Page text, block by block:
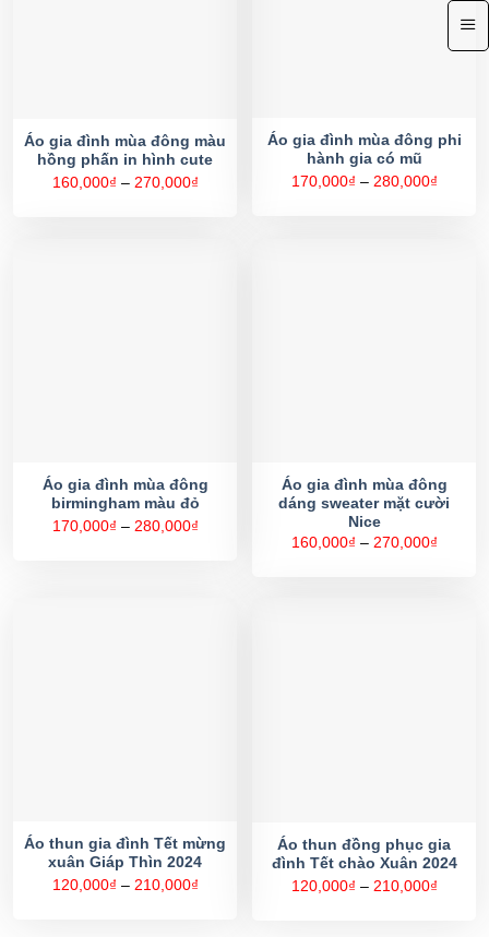
Áo gia đình mùa đông màu
hồng phấn in hình cute
160,000₫ – 270,000₫Khoảng
Áo gia đình mùa đông phi
hành gia có mũ
170,000₫ – 280,000₫Khoảng
Áo gia đình mùa đông
birmingham màu đỏ
170,000₫ – 280,000₫Khoảng
Áo gia đình mùa đông
dáng sweater mặt cười
Nice
160,000₫ – 270,000₫Khoảng
Áo thun gia đình Tết mừng
xuân Giáp Thìn 2024
120,000₫ – 210,000₫Khoảng
Áo thun đồng phục gia
đình Tết chào Xuân 2024
120,000₫ – 210,000₫Khoảng